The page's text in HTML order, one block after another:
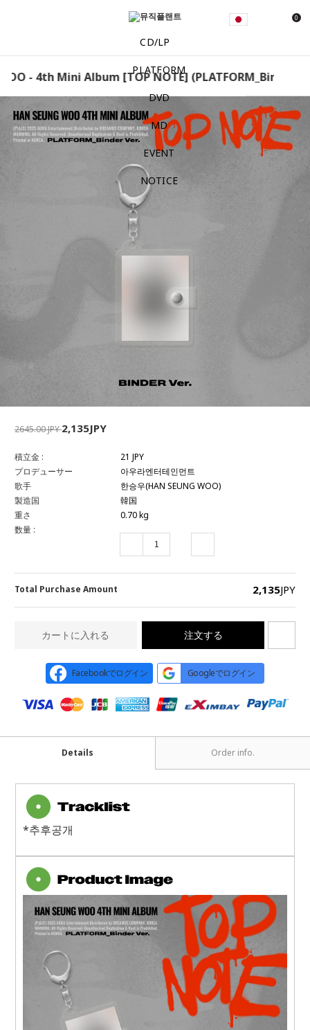
0
CD/LP
PLATFORM
DVD
MD
EVENT
NOTICE
- 4th Mini Album [TOP NOTE] (PLATFORM_Binder
2645.00 JPY2,135JPY
積立金 :
21 JPY
プロデューサー
아우라엔터테인먼트
歌手
한승우(HAN SEUNG WOO)
製造国
韓国
重さ
0.70 kg
数量 :
Total Purchase Amount 2,135JPY
カートに入れる 注文する
Facebookでログイン Googleでログイン
Details Order info.
*추후공개